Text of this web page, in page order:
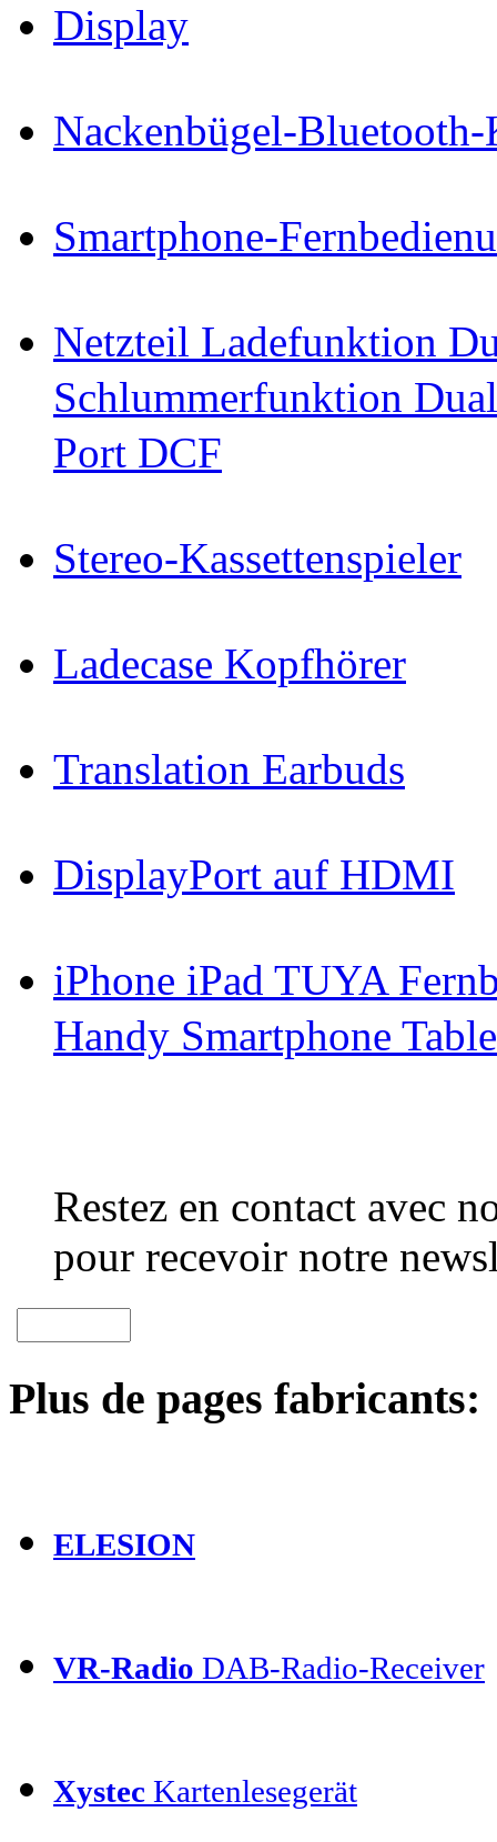
Display
Nackenbügel-
Smartphone-
Netzteil Ladefunktion
Schlummerfunktion
Port DCF
Stereo-Kassettenspieler
Ladecase Kopfhörer
Translation Earbuds
DisplayPort auf HDMI
iPhone iPad TUYA
Handy Smartphone
Restez en contact avec
pour recevoir notre
Plus de pages fabricants:
ELESION
VR-Radio DAB-Radio-Receiver
Xystec Kartenlesegerät